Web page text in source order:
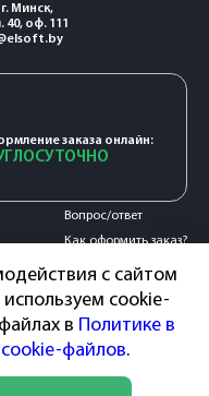
с сайтом
cookie-
в Политике в
файлов.
Минск,
оф. 111
заказа онлайн:
Вопрос/ответ
Как оформить заказ?
Оплата и доставка
Гарантия и возврат